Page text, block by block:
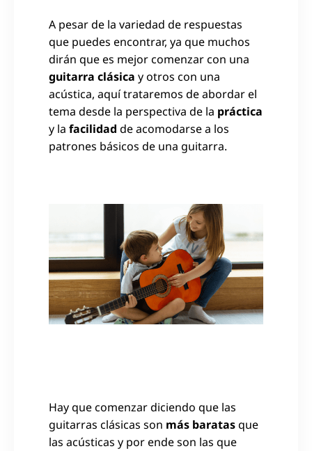
A pesar de la variedad de respuestas
que puedes encontrar, ya que muchos
dirán que es mejor comenzar con una
guitarra clásica y otros con una
acústica, aquí trataremos de abordar el
tema desde la perspectiva de la práctica
y la facilidad de acomodarse a los
patrones básicos de una guitarra.
Hay que comenzar diciendo que las
guitarras clásicas son más baratasque
las acústicas y por ende son las que